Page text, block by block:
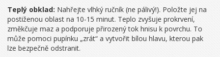
Teplý obklad: Nahřejte vlhký ručník (ne pálivý!). Položte jej na
postiženou oblast na 10-15 minut. Teplo zvyšuje prokrvení,
změkčuje maz a podporuje přirozený tok hnisu k povrchu. To
může pomoci pupínku „zrát“ a vytvořit bílou hlavu, kterou pak
lze bezpečně odstranit.